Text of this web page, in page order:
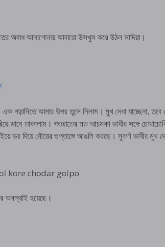
অবাধ আনাগোনায় আবারো উসখুস করে উঠল সাদিয়া।
গড়ানিতে আমার উপর তুলে নিলাম। মুখ দেখা যাচ্ছেনা, তবে
ডানে তাকালাম। গতরাতের মত আচমকা ভাবীর সঙ্গে
দিয়ে বৌয়ের গুপ্তাঙ্গে আঙলি করছে। সুবর্ণা ভাবীর মুখ
kore chodar golpo
অবস্থাই হয়েছে।